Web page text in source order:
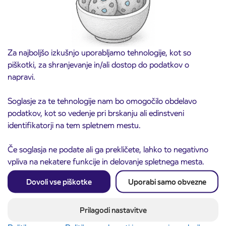
Za najboljšo izkušnjo uporabljamo tehnologije, kot so
piškotki, za shranjevanje in/ali dostop do podatkov o
napravi.
Soglasje za te tehnologije nam bo omogočilo obdelavo
podatkov, kot so vedenje pri brskanju ali edinstveni
identifikatorji na tem spletnem mestu.
Če soglasja ne podate ali ga prekličete, lahko to negativno
vpliva na nekatere funkcije in delovanje spletnega mesta.
Dovoli vse piškotke Uporabi samo obvezne
Prilagodi nastavitve
Obvestilo o popolni zapori ceste
ČEŠNJEVEK – TRATA
Kranj
Preberite objavo